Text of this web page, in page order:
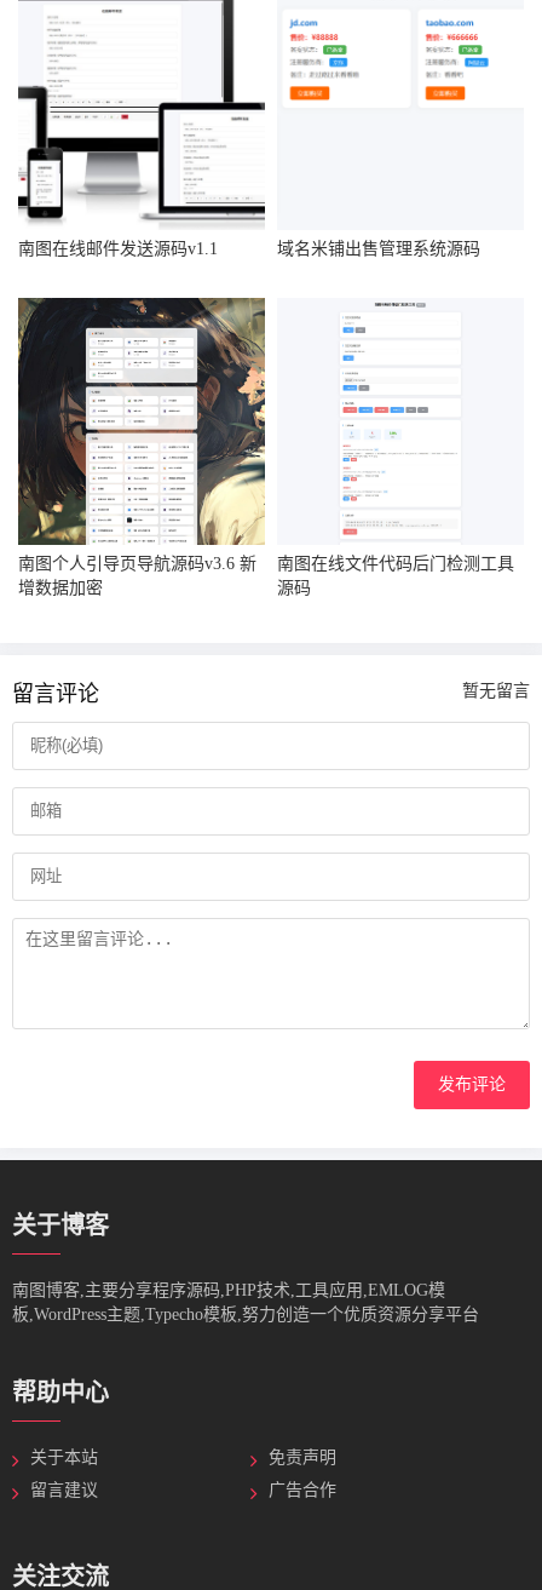
南图在线邮件发送源码v1.1 域名米铺出售管理系统源码
南图个人引导页导航源码v3.6 新
增数据加密
南图在线文件代码后门检测工具
源码
留言评论 暂无留言
发布评论
关于博客
南图博客,主要分享程序源码,PHP技术,工具应用,EMLOG模
板,WordPress主题,Typecho模板,努力创造一个优质资源分享平台
帮助中心
关于本站
免责声明
留言建议
广告合作
关注交流